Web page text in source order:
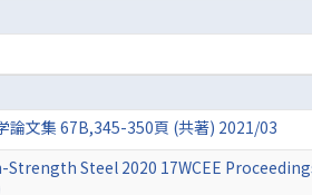
論文集 67B,345-350頁 (共著) 2021/03
Strength Steel 2020 17WCEE